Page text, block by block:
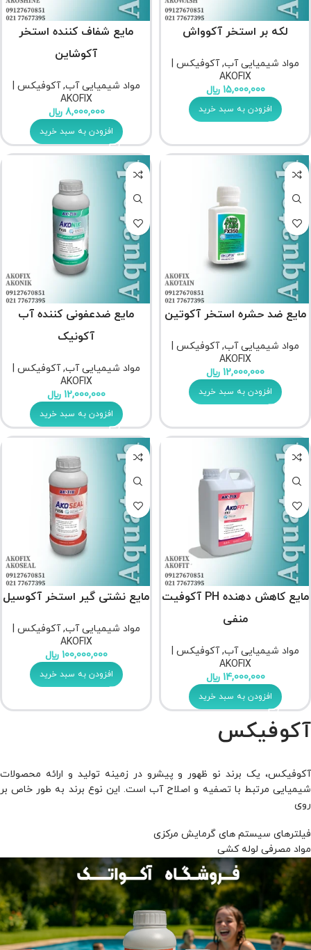
لکه بر استخر آکوواش
مواد شیمیایی آب,آکوفیکس |
AKOFIX
15,000,000 ﷼
افزودن به سبد خرید
مایع شفاف کننده استخر
آکوشاین
مواد شیمیایی آب,آکوفیکس |
AKOFIX
8,000,000 ﷼
افزودن به سبد خرید
مایع ضد حشره استخر آکوتین
مواد شیمیایی آب,آکوفیکس |
AKOFIX
12,000,000 ﷼
افزودن به سبد خرید
مایع ضدعفونی کننده آب
آکونیک
مواد شیمیایی آب,آکوفیکس |
AKOFIX
12,000,000 ﷼
افزودن به سبد خرید
مایع کاهش دهنده PH آکوفیت
منفی
مواد شیمیایی آب,آکوفیکس |
AKOFIX
14,000,000 ﷼
افزودن به سبد خرید
مایع نشتی گیر استخر آکوسیل
مواد شیمیایی آب,آکوفیکس |
AKOFIX
100,000,000 ﷼
افزودن به سبد خرید
آکوفیکس
آکوفیکس، یک برند نو ظهور و پیشرو در زمینه تولید و ارائه محصولات
شیمیایی مرتبط با تصفیه و اصلاح آب است. این نوع برند به طور خاص بر
روی
فیلترهای سیستم های گرمایش مرکزی
مواد مصرفی لوله کشی